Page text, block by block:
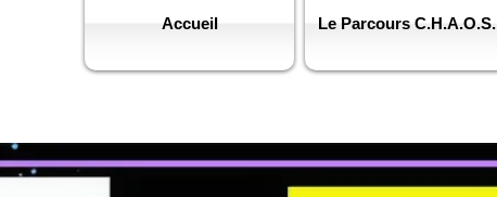
Accueil Le Parcours C.H.A.O.S.